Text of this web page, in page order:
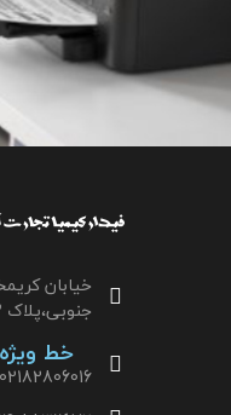
خیابان
جنوبی،پلاک 192،(روبروی بانک سپه)طبقه 3،واحد 14
خط ویژه
02182806016